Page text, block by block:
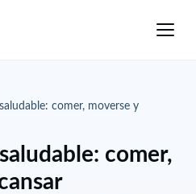
comer, moverse y
comer,